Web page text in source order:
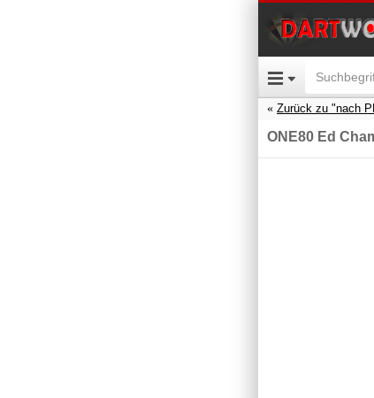
Zurück zu "nach
ONE80 Ed